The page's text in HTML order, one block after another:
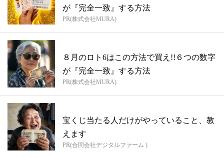
が『完全一致』する方法
PR(株式会社MURA)
８月のロト6はこの方法で買え!!６つの数字
が『完全一致』する方法
PR(株式会社MURA)
宝くじ当たる人だけがやっていること、教
えます
PR(合同会社デジタルファーム )